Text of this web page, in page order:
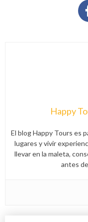
Happy
El blog Happy Tours es
lugares y vivir
llevar en la maleta,
antes